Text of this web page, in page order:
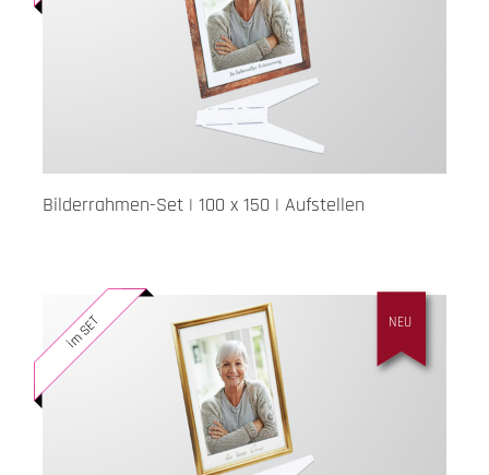
Bilderrahmen-Set | 100 x 150 | Aufstellen
NEU
im SET